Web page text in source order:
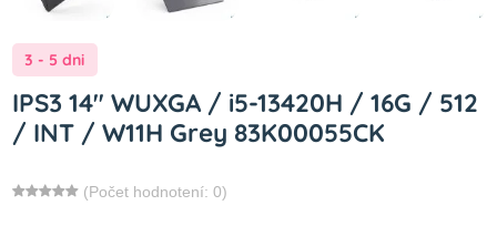
3 - 5 dni
IPS3 14" WUXGA / i5-13420H / 16G / 512
/ INT / W11H Grey 83K00055CK
(Počet hodnotení: 0)